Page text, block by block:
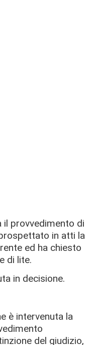
il provvedimento di
in atti la
ed ha chiesto
di lite.
in decisione.
è intervenuta la
del giudizio,